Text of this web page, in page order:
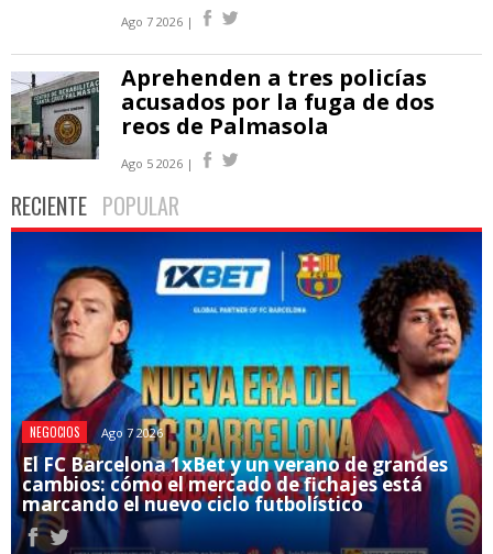
Ago 7 2026 |
Aprehenden a tres policías
acusados por la fuga de dos
reos de Palmasola
Ago 5 2026 |
RECIENTE POPULAR
NEGOCIOS Ago 7 2026
El FC Barcelona 1xBet y un verano de grandes
cambios: cómo el mercado de fichajes está
marcando el nuevo ciclo futbolístico